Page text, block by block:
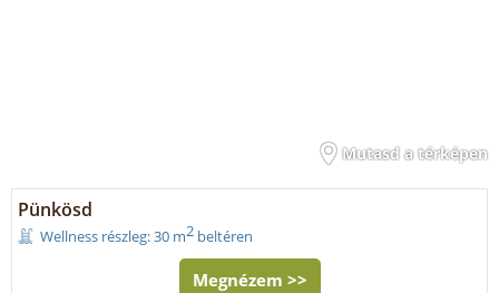
Mutasd a térképen
Pünkösd
Wellness részleg: 30 m2 beltéren
Megnézem >>